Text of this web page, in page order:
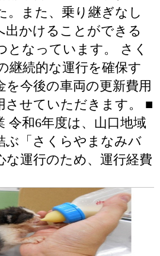
。また、乗り継ぎなし
出かけることができる
となっています。 さく
継続的な運行を確保す
を今後の車両の更新費用
させていただきます。 ■
令和6年度は、山口地域
ぶ「さくらやまなみバ
な運行のため、運行経費